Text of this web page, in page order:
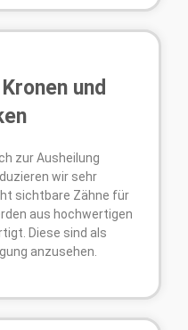
und
zur Ausheilung
wir sehr
sichtbare Zähne für
aus hochwertigen
Diese sind als
anzusehen.